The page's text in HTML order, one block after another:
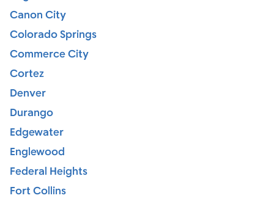
Canon City
Colorado Springs
Commerce City
Cortez
Denver
Durango
Edgewater
Englewood
Federal Heights
Fort Collins